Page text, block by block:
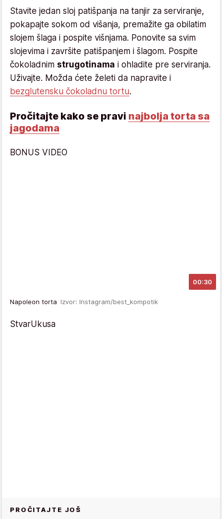
Stavite jedan sloj patišpanja na tanjir za serviranje,
pokapajte sokom od višanja, premažite ga obilatim
slojem šlaga i pospite višnjama. Ponovite sa svim
slojevima i završite patišpanjem i šlagom. Pospite
čokoladnim strugotinama i ohladite pre serviranja.
Uživajte. Možda ćete želeti da napravite i
bezglutensku čokoladnu tortu.
Pročitajte kako se pravi najbolja torta sa
jagodama
BONUS VIDEO
00:30
Napoleon torta Izvor: Instagram/best_kompotik
StvarUkusa
PROČITAJTE JOŠ